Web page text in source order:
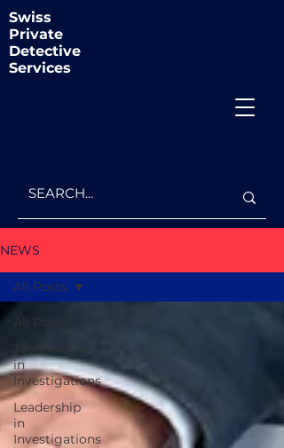
Swiss
Private
Detective
Services
NEWS
All Posts
Technology
in
Investigations
Leadership
in
Investigations
All Posts